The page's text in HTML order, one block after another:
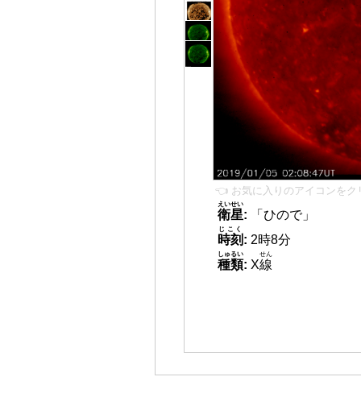
👈 お気に入りのアイコンをク
衛星
えいせい
:
「ひので」
時刻
じこく
: 2時8分
種類
しゅるい
: X線
せん